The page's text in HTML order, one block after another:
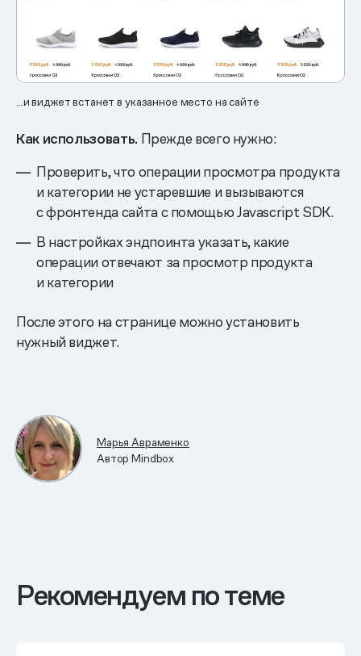
...и виджет встанет в указанное место на сайте
Как использовать. Прежде всего нужно:
Проверить, что операции просмотра продукта
и категории не устаревшие и вызываются
с фронтенда сайта с помощью Javascript SDK.
В настройках эндпоинта указать, какие
операции отвечают за просмотр продукта
и категории
После этого на странице можно установить
нужный виджет.
Марья Авраменко
Автор Mindbox
Рекомендуем по теме